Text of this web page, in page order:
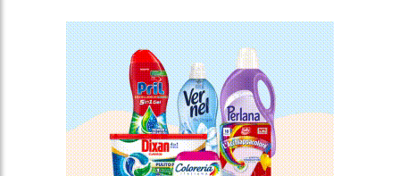
informazioni dettagliate su ciascun cookie disponibili facendo
clic su "modifica" di seguito".
Se fai clic su "Modifica" potrai trovare maggiori informazioni sul
trattamento dei tuoi dati / sull'uso dei cookie e consentirli per uno o
più degli scopi sopra menzionati. Cliccando su "Accetta tutto",
acconsenti all'uso dei cookie e al trattamento dei tuoi dati
personali per tutte le finalità sopra indicate. Se fai clic su "Rifiuta",
verranno utilizzati solo i cookie tecnicamente necessari per fornirti
questo sito web.